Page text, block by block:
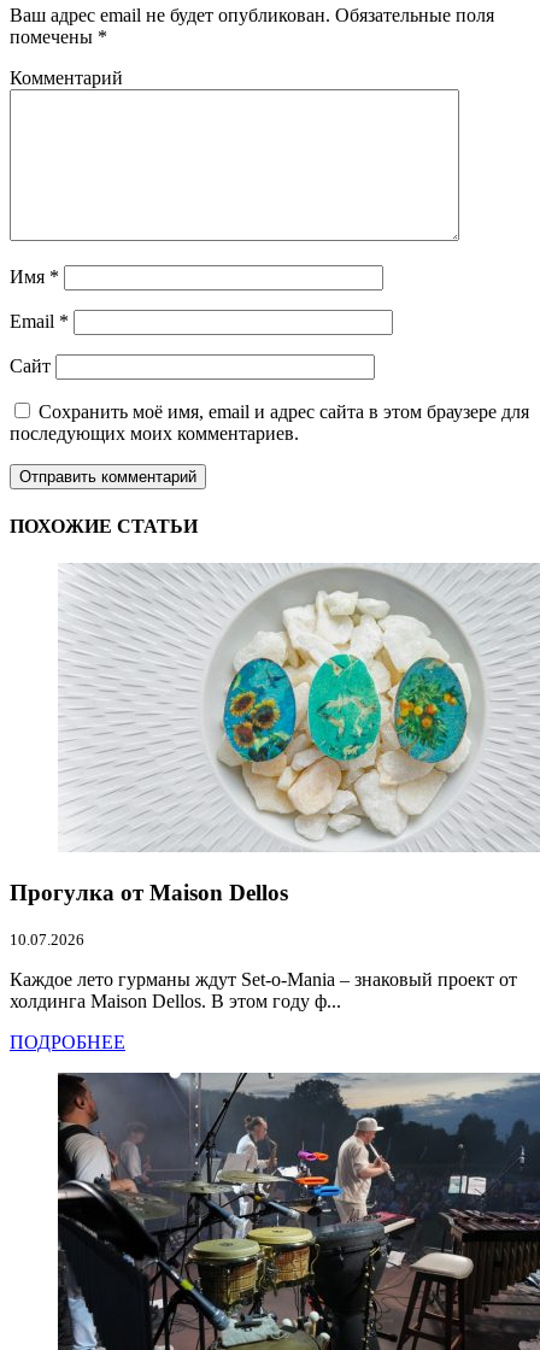
Ваш адрес email не будет опубликован. Обязательные поля
помечены *
Комментарий
Имя *
Email *
Сайт
Сохранить моё имя, email и адрес сайта в этом браузере для
последующих моих комментариев.
ПОХОЖИЕ СТАТЬИ
Прогулка от Maison Dellos
10.07.2026
Каждое лето гурманы ждут Set-o-Mania – знаковый проект от
холдинга Maison Dellos. В этом году ф...
ПОДРОБНЕЕ